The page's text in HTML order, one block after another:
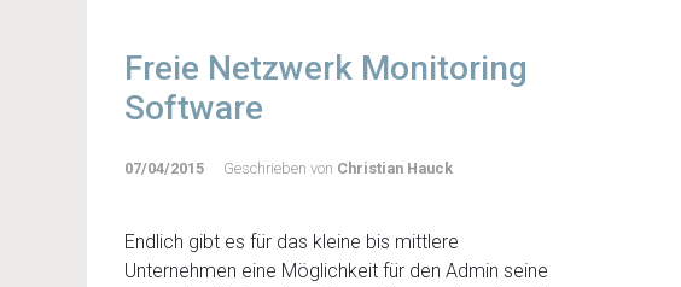
Freie Netzwerk Monitoring
Software
07/04/2015 Geschrieben von Christian Hauck
Endlich gibt es für das kleine bis mittlere
Unternehmen eine Möglichkeit für den Admin seine